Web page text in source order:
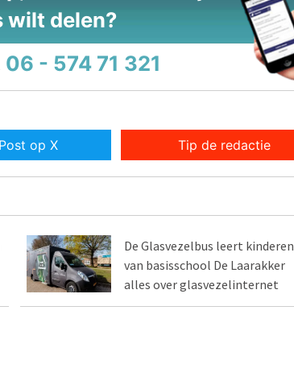
wilt delen?
06 - 574 71 321
Post op X Tip de redactie
De Glasvezelbus leert kinderen
van basisschool De Laarakker
alles over glasvezelinternet